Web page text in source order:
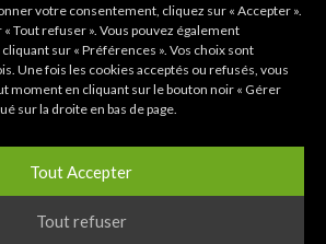
votre consentement, cliquez sur « Accepter ».
Tout refuser ». Vous pouvez également
sur « Préférences ». Vos choix sont
Une fois les cookies acceptés ou refusés, vous
moment en cliquant sur le bouton noir « Gérer
sur la droite en bas de page.
Tout Accepter
Tout refuser